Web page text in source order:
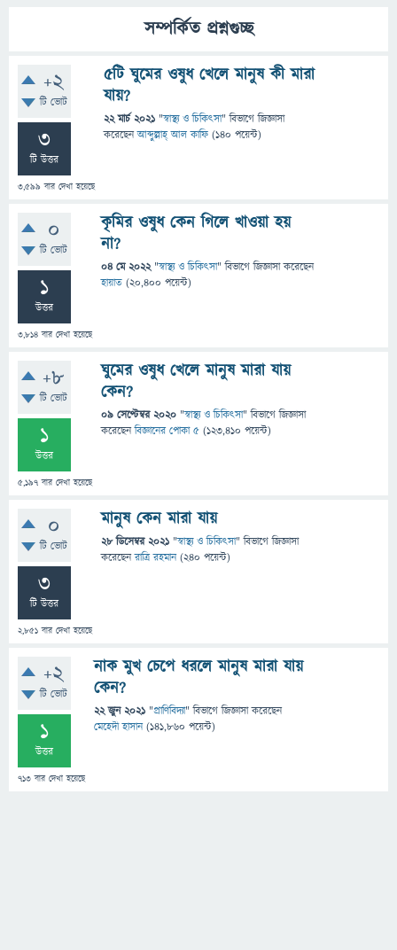
সম্পর্কিত প্রশ্নগুচ্ছ
+2
টি ভোট
3
টি উত্তর
3,599 বার দেখা হয়েছে
৫টি ঘুমের ওষুধ খেলে মানুষ কী মারা
যায়?
22 মার্চ 2021 "স্বাস্থ্য ও চিকিৎসা" বিভাগে জিজ্ঞাসা
করেছেনআব্দুল্লাহ্ আল কাফি (140 পয়েন্ট)
0
টি ভোট
1
উত্তর
3,814 বার দেখা হয়েছে
কৃমির ওষুধ কেন গিলে খাওয়া হয়
না?
04 মে 2022 "স্বাস্থ্য ও চিকিৎসা" বিভাগে জিজ্ঞাসাকরেছেন
হায়াত (20,400 পয়েন্ট)
+8
টি ভোট
1
উত্তর
5,197 বার দেখা হয়েছে
ঘুমের ওষুধ খেলে মানুষ মারা যায়
কেন?
09 সেপ্টেম্বর 2020 "স্বাস্থ্য ও চিকিৎসা" বিভাগে জিজ্ঞাসা
করেছেনবিজ্ঞানের পোকা ৫ (123,410 পয়েন্ট)
0
টি ভোট
3
টি উত্তর
2,851 বার দেখা হয়েছে
মানুষ কেন মারা যায়
28 ডিসেম্বর 2021 "স্বাস্থ্য ও চিকিৎসা" বিভাগে জিজ্ঞাসা
করেছেনরাত্রি রহমান (240 পয়েন্ট)
+2
টি ভোট
1
উত্তর
713 বার দেখা হয়েছে
নাক মুখ চেপে ধরলে মানুষ মারা যায়
কেন?
22 জুন 2021 "প্রাণিবিদ্যা" বিভাগে জিজ্ঞাসাকরেছেন
মেহেদী হাসান (141,860 পয়েন্ট)